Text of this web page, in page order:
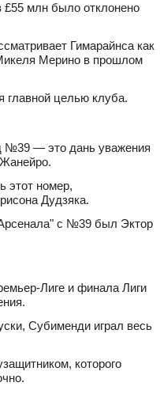
млн было отклонено
Гимарайнса как
Мерино в прошлом
главной целью клуба.
№39 — это дань уважения
Жанейро.
этот номер,
Дудзяка.
с №39 был Эктор
и финала Лиги
Субименди играл весь
которого